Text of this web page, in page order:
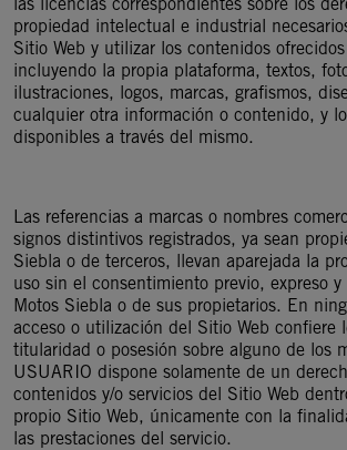
propiedad intelectual e industrial
Sitio Web y utilizar los contenidos
incluyendo la propia plataforma, textos,
ilustraciones, logos, marcas, grafismos,
cualquier otra información o contenido, y
disponibles a través del mismo.
Las referencias a marcas o nombres
signos distintivos registrados, ya sean
Siebla o de terceros, llevan aparejada la
uso sin el consentimiento previo, expreso
Motos Siebla o de sus propietarios. En
acceso o utilización del Sitio Web confiere
titularidad o posesión sobre alguno de los
USUARIO dispone solamente de un
contenidos y/o servicios del Sitio Web
propio Sitio Web, únicamente con la
las prestaciones del servicio.